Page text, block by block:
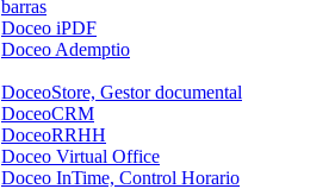
barras
Doceo iPDF
Doceo Ademptio
DoceoStore, Gestor documental
DoceoCRM
DoceoRRHH
Doceo Virtual Office
Doceo InTime, Control Horario